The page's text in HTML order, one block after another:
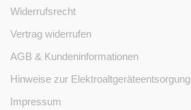
Widerrufsrecht
Vertrag widerrufen
AGB & Kundeninformationen
Hinweise zur Elektroaltgeräteentsorgung
Impressum